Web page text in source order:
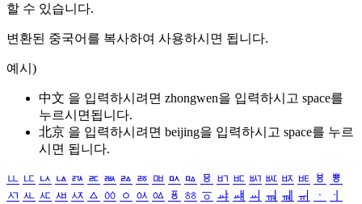
할 수 있습니다.
변환된 중국어를 복사하여 사용하시면 됩니다.
예시)
中文 을 입력하시려면 zhongwen을 입력하시고 space를
누르시면됩니다.
北京 을 입력하시려면 beijing을 입력하시고 space를 누르
시면 됩니다.
ㅥ ㅦ ㅧ ㅨ ㅩ ㅪ ㅫ ㅬ ㅭ ㅮ ㅯ ㅰ ㅱ ㅲ ㅳ ㅴ ㅵ ㅶ ㅷ ㅸ
ㅹ
ㅺ ㅻ ㅼ ㅽ ㅾ ㅿ ㆀ ㆁ ㆂ ㆃ ㆄ ㆅ ㆆ ㆇ ㆈ ㆉ ㆊ ㆋ ㆌ ㆍ
ㆎ